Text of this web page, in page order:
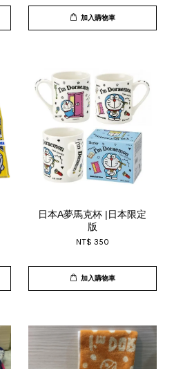
加入購物車
日本A夢馬克杯 |日本限定
版
NT$ 350
加入購物車